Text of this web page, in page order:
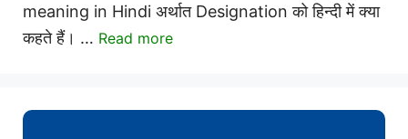
meaning in Hindi अर्थात Designation को हिन्दी में क्या
कहते हैं। … Read more